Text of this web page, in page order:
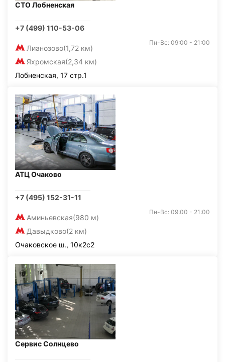
СТО Лобненская
+7 (499) 110-53-06
Лианозово(1,72 км)
Яхромская(2,34 км)
Пн-Вс: 09:00 - 21:00
Лобненская, 17 стр.1
АТЦ Очаково
+7 (495) 152-31-11
Аминьевская(980 м)
Давыдково(2 км)
Пн-Вс: 09:00 - 21:00
Очаковское ш., 10к2с2
Сервис Солнцево